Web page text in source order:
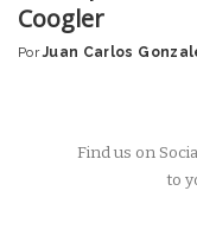
Coogler
Posted
Por Juan Carlos
Find us on
to